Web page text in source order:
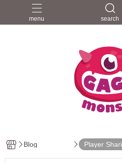
menu search
Blog Player